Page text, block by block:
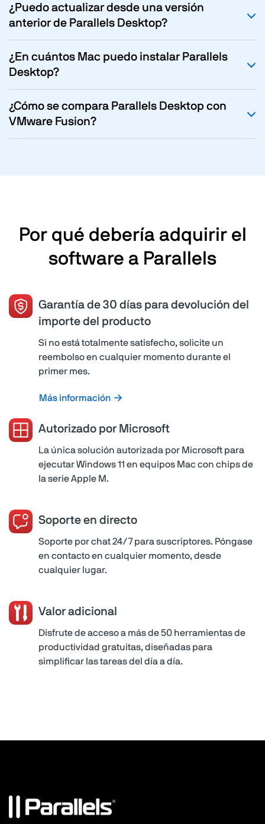
¿Puedo actualizar desde una versión
anterior de Parallels Desktop?
¿En cuántos Mac puedo instalar Parallels
Desktop?
¿Cómo se compara Parallels Desktop con
VMware Fusion?
Por qué debería adquirir el
software a Parallels
Garantía de 30 días para devolución del
importe del producto
Si no está totalmente satisfecho, solicite un
reembolso en cualquier momento durante el
primer mes.
Más información
Autorizado por Microsoft
La única solución autorizada por Microsoft para
ejecutar Windows 11 en equipos Mac con chips de
la serie Apple M.
Soporte en directo
Soporte por chat 24/7 para suscriptores. Póngase
en contacto en cualquier momento, desde
cualquier lugar.
Valor adicional
Disfrute de acceso a más de 50 herramientas de
productividad gratuitas, diseñadas para
simplificar las tareas del día a día.